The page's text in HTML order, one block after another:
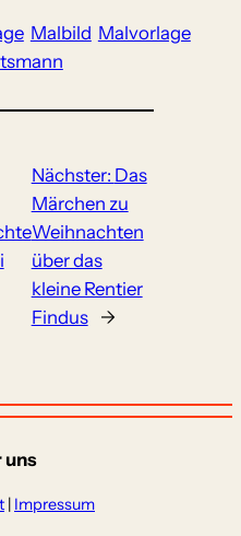
Malbild Malvorlage
Nächster: Das
Märchen zu
Weihnachten
über das
kleine Rentier
Findus
→
uns
| Impressum